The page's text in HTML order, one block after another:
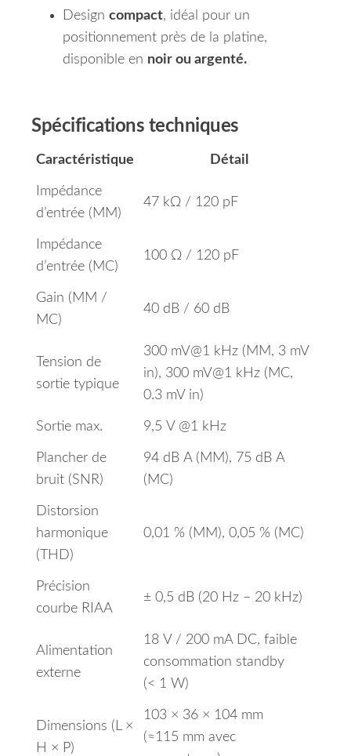
Design compact, idéal pour un
positionnement près de la platine,
disponible en noir ou argenté.
Spécifications techniques
Caractéristique Détail
Impédance
d’entrée (MM)
47 kΩ / 120 pF
Impédance
d’entrée (MC)
100 Ω / 120 pF
Gain (MM /
MC)
40 dB / 60 dB
Tension de
sortie typique
300 mV@1 kHz (MM, 3 mV
in), 300 mV@1 kHz (MC,
0.3 mV in)
Sortie max. 9,5 V @1 kHz
Plancher de
bruit (SNR)
94 dB A (MM), 75 dB A
(MC)
Distorsion
harmonique
(THD)
0,01 % (MM), 0,05 % (MC)
Précision
courbe RIAA
± 0,5 dB (20 Hz – 20 kHz)
Alimentation
externe
18 V / 200 mA DC, faible
consommation standby
(< 1 W)
Dimensions (L ×
H × P)
103 × 36 × 104 mm
(≈115 mm avec